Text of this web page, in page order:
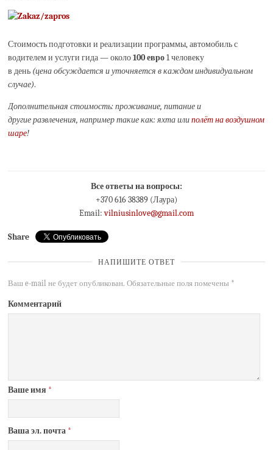
Стоимость подготовки и реализации программы, автомобиль с
водителем и услуги гида — около100 евро1 человеку
в день (цена обсуждается и уточняется в каждом индивидуальном
случае).
Дополнительная стоимость: проживание, питание и
другие развлечения, например такие как: яхта илиполёт на воздушном
шаре!
Все ответы на вoпросы:
+370 616 38389 (Лаура)
Email:vilniusinlove@gmail.com
Share
НАПИШИТЕ ОТВЕТ
Ваш e-mail не будет опубликован. Обязательные поля помечены *
Комментарий
Ваше имя *
Ваша эл. почта *